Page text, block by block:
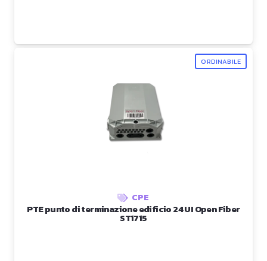
ORDINABILE
CPE
PTE punto di terminazione edificio 24 UI Open Fiber
ST1715